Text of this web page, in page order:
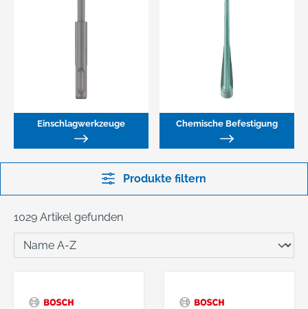
Einschlagwerkzeuge Chemische Befestigung
Produkte filtern
1029 Artikel gefunden